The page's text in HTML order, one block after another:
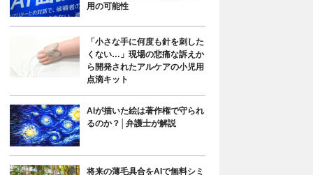
用の可能性
「小さな手に何度も針を刺した
くない…」現場の悲痛な訴えか
ら開発されたアルケアの小児用
点滴キット
AIが描いた絵は著作権で守られ
るのか？│弁護士が解説
将来の薄毛具合をAIで無料シミ